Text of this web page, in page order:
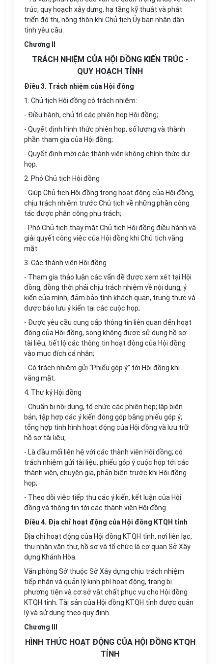
trúc, quy hoạch xây dựng, hạ tầng kỹ thuật và phát
triển đô thị, nông thôn khi Chủ tịch Ủy ban nhân dân
tỉnh yêu cầu.
Chương II
TRÁCH NHIỆM CỦA HỘI ĐỒNG KIẾN TRÚC -
QUY HOẠCH TỈNH
Điều 3. Trách nhiệm của Hội đồng
1. Chủ tịch Hội đồng có trách nhiệm:
- Điều hành, chủ trì các phiên họp Hội đồng;
- Quyết định hình thức phiên họp, số lượng và thành
phần tham gia của Hội đồng;
- Quyết định mời các thành viên không chính thức dự
họp.
2. Phó Chủ tịch Hội đồng
- Giúp Chủ tịch Hội đồng trong hoạt động của Hội đồng,
chịu trách nhiệm trước Chủ tịch về những phần công
tác được phân công phụ trách;
- Phó Chủ tịch thay mặt Chủ tịch Hội đồng điều hành và
giải quyết công việc của Hội đồng khi Chủ tịch vắng
mặt.
3. Các thành viên Hội đồng
- Tham gia thảo luận các vấn đề được xem xét tại Hội
đồng, đồng thời phải chịu trách nhiệm về nội dung, ý
kiến của mình, đảm bảo tính khách quan, trung thực và
được bảo lưu ý kiến tại các cuộc họp;
- Được yêu cầu cung cấp thông tin liên quan đến hoạt
động của Hội đồng, song không được sử dụng hồ sơ
tài liệu, tiết lộ các thông tin hoạt động của Hội đồng
vào mục đích cá nhân;
- Có trách nhiệm gửi “Phiếu góp ý” tới Hội đồng khi
vắng mặt.
4. Thư ký Hội đồng
- Chuẩn bị nội dung, tổ chức các phiên họp; lập biên
bản, tập hợp các ý kiến đóng góp bằng phiếu góp ý;
tổng hợp tình hình hoạt động của Hội đồng và lưu trữ
hồ sơ tài liệu;
- Là đầu mối liên hệ với các thành viên Hội đồng; có
trách nhiệm gửi tài liệu, phiếu góp ý cuộc họp tới các
thành viên, chuyên gia, phản biện trước khi Hội đồng
họp;
- Theo dõi việc tiếp thu các ý kiến, kết luận của Hội
đồng và thông tin tới các thành viên Hội đồng.
Điều 4. Địa chỉ hoạt động của Hội đồng KTQH tỉnh
Địa chỉ hoạt động của Hội đồng KTQH tỉnh, nơi liên lạc,
thu nhận văn thư, hồ sơ và tổ chức là cơ quan Sở Xây
dựng Khánh Hòa.
Văn phòng Sở thuộc Sở Xây dựng chịu trách nhiệm
tiếp nhận và quản lý kinh phí hoạt động, trang bị
phương tiện và cơ sở vật chất phục vụ cho Hội đồng
KTQH tỉnh. Tài sản của Hội đồng KTQH tỉnh được quản
lý và sử dụng theo quy định.
Chương III
HÌNH THỨC HOẠT ĐỘNG CỦA HỘI ĐỒNG KTQH
TỈNH